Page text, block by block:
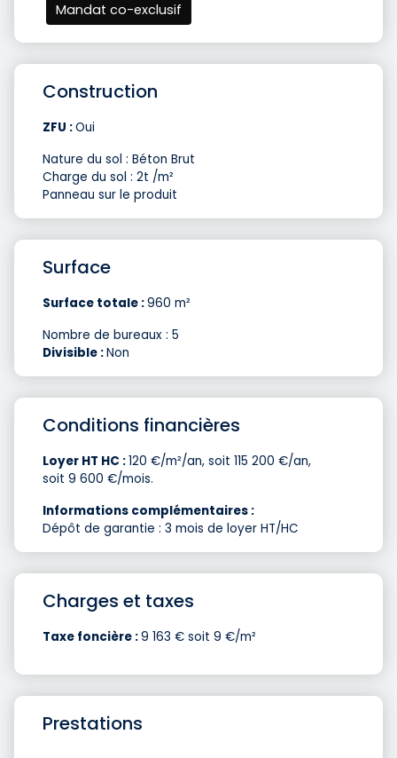
Mandat co-exclusif
Construction
ZFU :Oui
Nature du sol : Béton Brut
Charge du sol : 2t /m²
Panneau sur le produit
Surface
Surface totale :960 m²
Nombre de bureaux : 5
Divisible :Non
Conditions financières
Loyer HT HC :120 €/m²/an, soit 115 200 €/an,
soit 9 600 €/mois.
Informations complémentaires :
Dépôt de garantie : 3 mois de loyer HT/HC
Charges et taxes
Taxe foncière :9 163 € soit 9 €/m²
Prestations